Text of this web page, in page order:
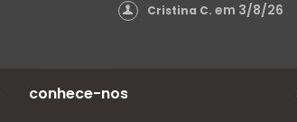
Cristina C. em 3/8/26
conhece-nos